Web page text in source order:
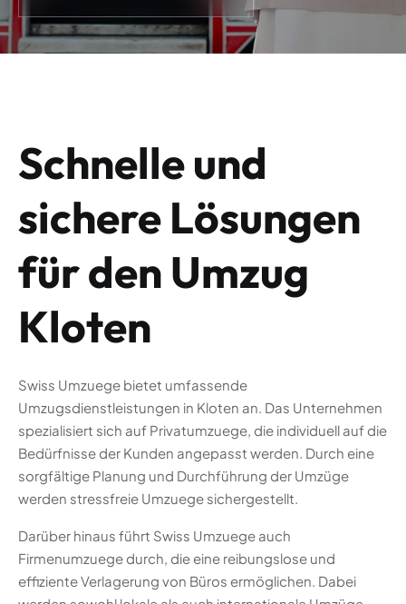
Schnelle und
sichere Lösungen
für den Umzug
Kloten
Swiss Umzuege bietet umfassende
Umzugsdienstleistungen in Kloten an. Das Unternehmen
spezialisiert sich auf Privatumzuege, die individuell auf die
Bedürfnisse der Kunden angepasst werden. Durch eine
sorgfältige Planung und Durchführung der Umzüge
werden stressfreie Umzuege sichergestellt.
Darüber hinaus führt Swiss Umzuege auch
Firmenumzuege durch, die eine reibungslose und
effiziente Verlagerung von Büros ermöglichen. Dabei